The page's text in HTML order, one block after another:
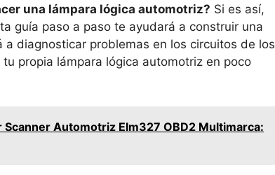
una lámpara lógica automotriz? Si es así,
guía paso a paso te ayudará a construir una
diagnosticar problemas en los circuitos de los
propia lámpara lógica automotriz en poco
Scanner Automotriz Elm327 OBD2 Multimarca: